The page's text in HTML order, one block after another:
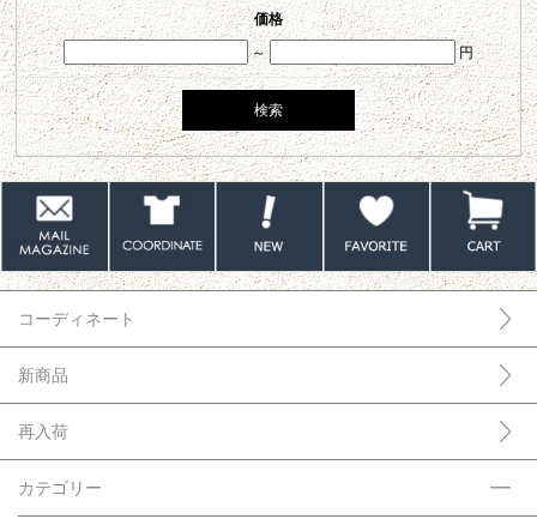
価格
～
円
コーディネート
新商品
再入荷
カテゴリー